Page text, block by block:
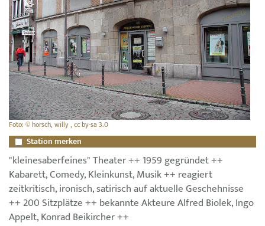
Foto: © horsch, willy , cc by-sa 3.0
Station merken
"kleinesaberfeines" Theater ++ 1959 gegründet ++
Kabarett, Comedy, Kleinkunst, Musik ++ reagiert
zeitkritisch, ironisch, satirisch auf aktuelle Geschehnisse
++ 200 Sitzplätze ++ bekannte Akteure Alfred Biolek, Ingo
Appelt, Konrad Beikircher ++